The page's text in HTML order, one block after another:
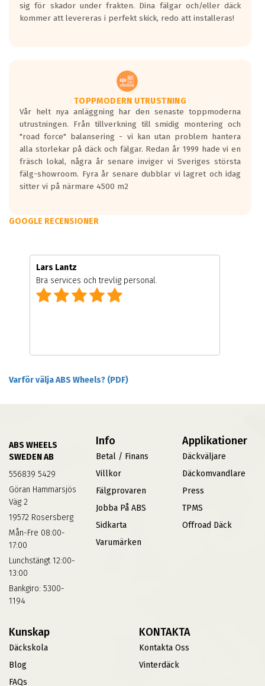
sig för skador under frakten. Dina fälgar och/eller däck
kommer att levereras i perfekt skick, redo att installeras!
TOPPMODERN UTRUSTNING
Vår helt nya anläggning har den senaste toppmoderna
utrustningen. Från tillverkning till smidig montering och
"road force" balansering - vi kan utan problem hantera
alla storlekar på däck och fälgar. Redan år 1999 hade vi en
fräsch lokal, några år senare inviger vi Sveriges största
fälg-showroom. Fyra år senare dubblar vi lagret och idag
sitter vi på närmare 4500 m2
GOOGLE RECENSIONER
Lars Lantz
Bra services och trevlig personal.
Varför välja ABS Wheels? (PDF)
ABS WHEELS
SWEDEN AB
556839 5429
Göran Hammarsjös
Väg 2
19572 Rosersberg
Mån-Fre 08:00-
17:00
Lunchstängt 12:00-
13:00
Bankgiro: 5300-
1194
Info
Betal / Finans
Villkor
Fälgprovaren
Jobba På ABS
Sidkarta
Varumärken
Applikationer
Däckväljare
Däckomvandlare
Press
TPMS
Offroad Däck
Kunskap
Däckskola
Blog
FAQs
KONTAKTA
Kontakta Oss
Vinterdäck